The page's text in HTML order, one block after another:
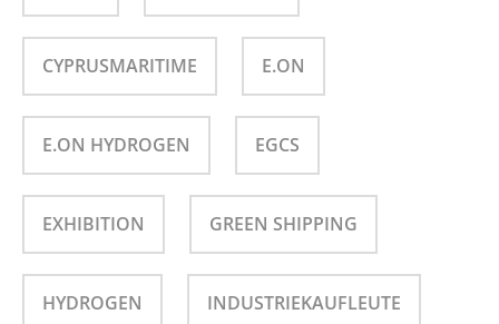
CYPRUSMARITIME E.ON
E.ON HYDROGEN EGCS
EXHIBITION GREEN SHIPPING
HYDROGEN INDUSTRIEKAUFLEUTE